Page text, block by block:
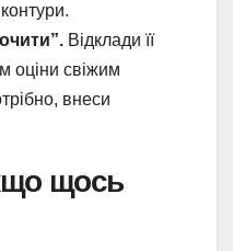
Відклади її
оціни свіжим
внеси
щось